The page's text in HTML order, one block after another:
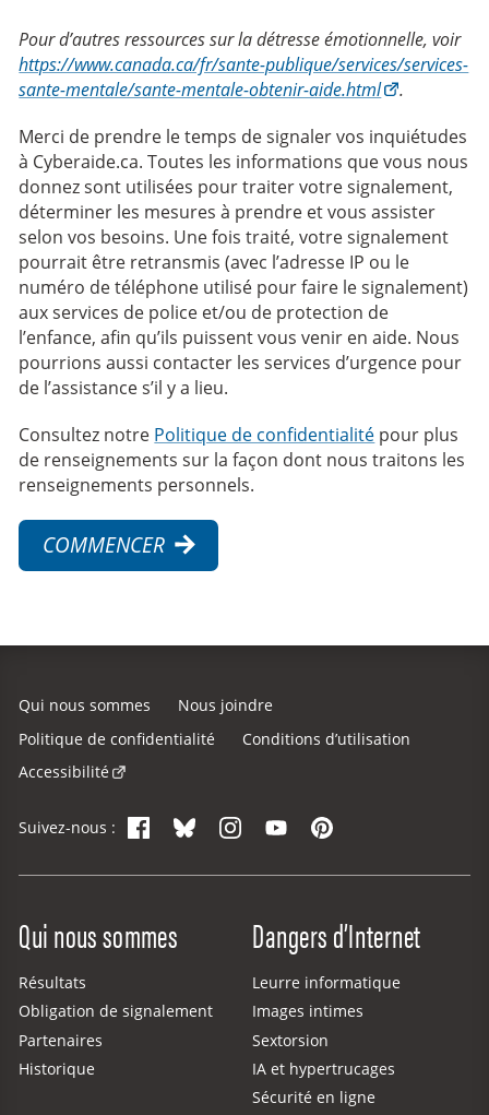
Pour d’autres ressources sur la détresse émotionnelle, voir
https://www.canada.ca/fr/sante-publique/services/services-
sante-mentale/sante-mentale-obtenir-aide.html
.
Merci de prendre le temps de signaler vos inquiétudes
à Cyberaide.ca. Toutes les informations que vous nous
donnez sont utilisées pour traiter votre signalement,
déterminer les mesures à prendre et vous assister
selon vos besoins. Une fois traité, votre signalement
pourrait être retransmis (avec l’adresse IP ou le
numéro de téléphone utilisé pour faire le signalement)
aux services de police et/ou de protection de
l’enfance, afin qu’ils puissent vous venir en aide. Nous
pourrions aussi contacter les services d’urgence pour
de l’assistance s’il y a lieu.
Consultez notre Politique de confidentialité pour plus
de renseignements sur la façon dont nous traitons les
renseignements personnels.
COMMENCER
Qui nous sommes
Nous joindre
Politique de confidentialité
Conditions d’utilisation
Accessibilité
Suivez-nous : FacebookBlueskyInstagram
YouTubePinterest
Qui nous sommes
Résultats
Obligation de signalement
Partenaires
Historique
Dangers d’Internet
Leurre informatique
Images intimes
Sextorsion
IA et hypertrucages
Sécurité en ligne